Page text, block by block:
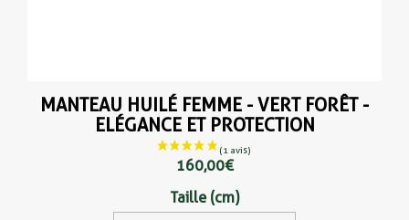
MANTEAU HUILÉ FEMME - VERT FORÊT -
ELÉGANCE ET PROTECTION
160,00 €
Taille (cm)